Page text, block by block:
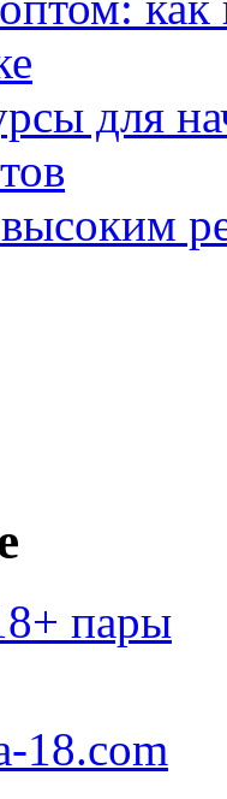
для
пары
18.com